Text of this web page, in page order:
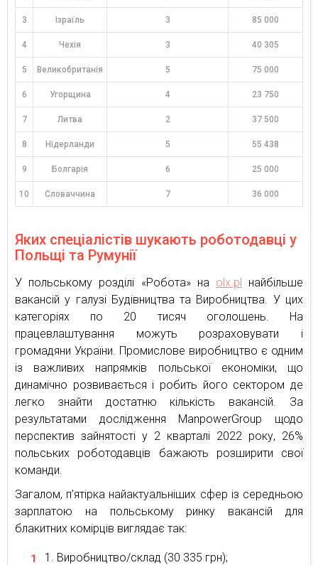
3 Ізраїль 3 85 000
4 Чехія 3 40 305
5 Великобританія 5 75 000
6 Угорщина 4 23 750
7 Литва 2 37 500
8 Нідерланди 5 55 438
9 Болгарія 6 25 000
10 Словаччина 7 36 000
Яких спеціалістів шукають роботодавці у
Польщі та Румунії
У польському розділі «Робота» на olx.pl найбільше
вакансій у галузі Будівництва та Виробництва. У цих
категоріях по 20 тисяч оголошень. На
працевлаштування можуть розраховувати і
громадяни України. Промислове виробництво є одним
із важливих напрямків польської економіки, що
динамічно розвивається і робить його сектором де
легко знайти достатню кількість вакансій. За
результатами дослідження ManpowerGroup щодо
перспектив зайнятості у 2 кварталі 2022 року, 26%
польських роботодавців бажають розширити свої
команди.
Загалом, п’ятірка найактуальніших сфер із середньою
зарплатою на польському ринку вакансій для
блакитних комірців виглядає так:
Виробництво/склад (30 335 грн);